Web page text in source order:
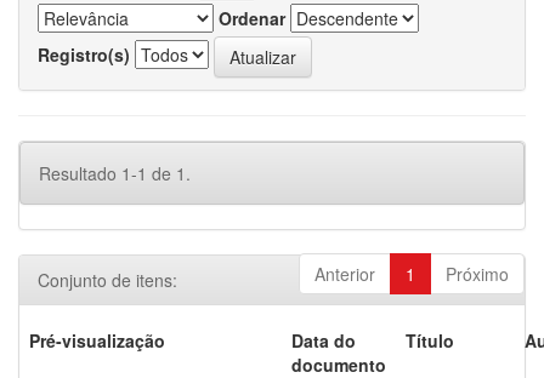
Ordenar
Registro(s)
Resultado 1-1 de 1.
Anterior 1 Próximo
Conjunto de itens:
Pré-visualização
Data do
documento
Título